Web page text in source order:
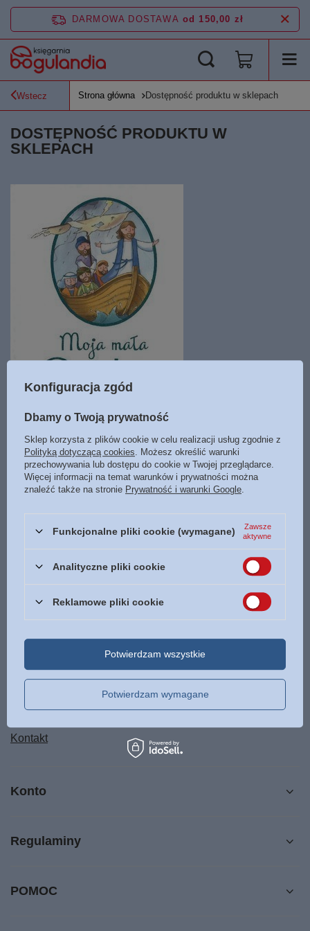
DARMOWA DOSTAWA od 150,00 zł
Wstecz Strona główna Dostępność produktu w sklepach
DOSTĘPNOŚĆ PRODUKTU W
SKLEPACH
Moja mała Biblia - oprawa twarda
22,40 zł
28,00 zł
M1 Księgarnia Bogulandia
Śledzenie przesyłki
Chcę zareklamować produkt
Chcę odstąpić od umowy
Kontakt
Konto
Regulaminy
POMOC
Konfiguracja zgód
Dbamy o Twoją prywatność
Sklep korzysta z plików cookie w celu realizacji usług zgodnie z
Polityką dotyczącą cookies . Możesz określić warunki
przechowywania lub dostępu do cookie w Twojej przeglądarce.
Więcej informacji na temat warunków i prywatności można
znaleźć także na stronie Prywatność i warunki Google
Funkcjonalne pliki cookie (wymagane)
Zawsze
aktywne
Analityczne pliki cookie
Reklamowe pliki cookie
Potwierdzam wymagane
Potwierdzam wszystkie